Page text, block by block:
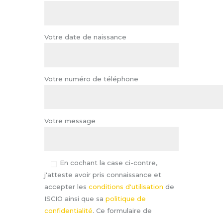
Votre date de naissance
Votre numéro de téléphone
Votre message
En cochant la case ci-contre,
j'atteste avoir pris connaissance et
accepter les conditions d'utilisation de
ISCIO ainsi que sa politique de
confidentialité. Ce formulaire de